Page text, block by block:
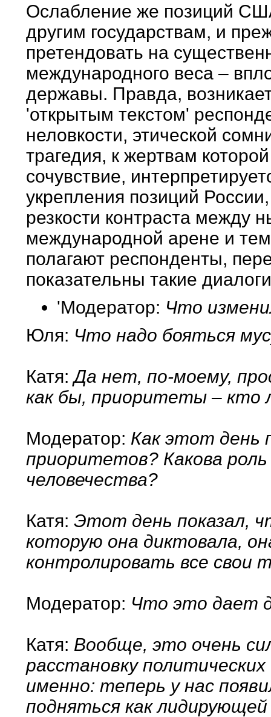
Ослабление же позиций
другим государствам, и
претендовать на
международного веса –
державы. Правда,
'открытым текстом'
неловкости, этической
трагедия, к жертвам
сочувствие,
укрепления позиций
резкости контраста между
международной арене и
полагают респонденты,
показательны такие
'Модератор: Что
Юля: Что надо бояться
Катя:Да нет, по-моему,
как бы, приоритеты – кто
Модератор: Как этот день
приоритетов? Какова
человечества?
Катя: Этот день показал,
которую она диктовала,
контролировать все свои
Модератор: Что это дает
Катя: Вообще, это очень
расстановку
именно: теперь у нас
подняться как